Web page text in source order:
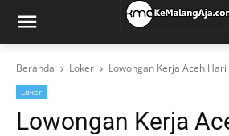
Beranda Loker Lowongan Kerja Aceh Hari
Loker
Lowongan Kerja